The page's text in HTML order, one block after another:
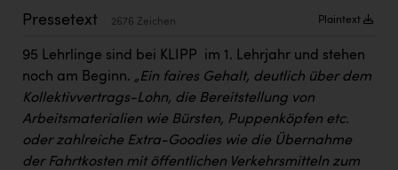
Maximarkt
Oldtimer Raststationen und Motorhotels
Österreichischer Kachelofenverband
Orlen
Passage Linz
Pressetext 2676 Zeichen Plaintext
95 Lehrlinge sind bei KLIPP im 1. Lehrjahr und stehen
noch am Beginn. „Ein faires Gehalt, deutlich über dem
Kollektivvertrags-Lohn, die Bereitstellung von
Arbeitsmaterialien wie Bürsten, Puppenköpfen etc.
oder zahlreiche Extra-Goodies wie die Übernahme
der Fahrtkosten mit öffentlichen Verkehrsmitteln zum